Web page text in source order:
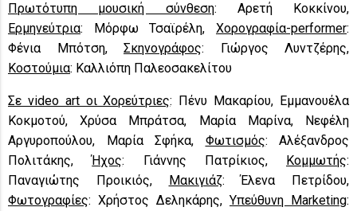
Πρωτότυπη μουσική σύνθεση: Αρετή Κοκκίνου,
Ερμηνεύτρια: Μόρφω Τσαϊρέλη, Χορογραφία-performer:
Φένια Μπότση, Σκηνογράφος: Γιώργος Λυντζέρης,
Κoστούμια: Καλλιόπη Παλεοσακελίτου
Σε video art οι Χορεύτριες: Πένυ Μακαρίου, Εμμανουέλα
Κοκμοτού, Χρύσα Μπράτσα, Μαρία Μαρίνα, Νεφέλη
Αργυροπούλου, Μαρία Σφήκα, Φωτισμός: Αλέξανδρος
Πολιτάκης,Ήχος: Γιάννης Πατρίκιος, Κομμωτής:
Παναγιώτης Προικιός, Μακιγιάζ: Έλενα Πετρίδου,
Φωτογραφίες: Χρήστος Δεληκάρης, Υπεύθυνη Marketing: